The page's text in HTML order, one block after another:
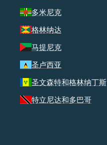
多米尼克
格林纳达
马提尼克
圣卢西亚
圣文森特和格林纳丁斯
特立尼达和多巴哥